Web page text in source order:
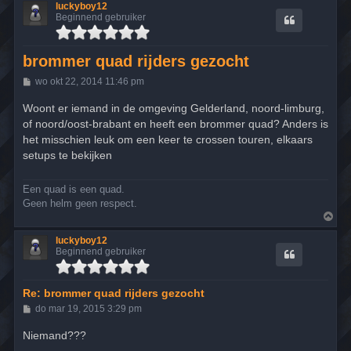
luckyboy12
Beginnend gebruiker
brommer quad rijders gezocht
B
r
i
c
h
t
wo okt 22, 2014 11:46 pm
Woont er iemand in de omgeving Gelderland, noord-limburg,
of noord/oost-brabant en heeft een brommer quad? Anders is
het misschien leuk om een keer te crossen touren, elkaars
setups te bekijken
Een quad is een quad.
Geen helm geen respect.
m
luckyboy12
Beginnend gebruiker
Re: brommer quad rijders gezocht
B
r
i
do mar 19, 2015 3:29 pm
Niemand???